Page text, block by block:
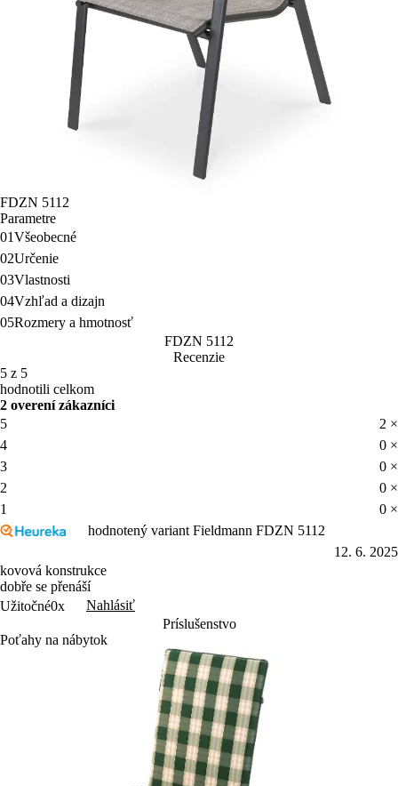
FDZN 5112
Parametre
01Všeobecné
02Určenie
03Vlastnosti
04Vzhľad a dizajn
05Rozmery a hmotnosť
FDZN 5112
Recenzie
5 z 5
hodnotili celkom
2 overení zákazníci
5
2 ×
4
0 ×
3
0 ×
2
0 ×
1
0 ×
hodnotený variant Fieldmann FDZN 5112
12. 6. 2025
kovová konstrukce
dobře se přenáší
Užitočné0x
Nahlásiť
Príslušenstvo
Poťahy na nábytok